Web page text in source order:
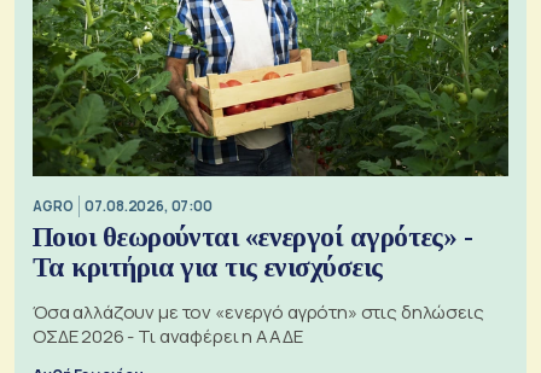
AGRO 07.08.2026, 07:00
Ποιοι θεωρούνται «ενεργοί αγρότες» -
Τα κριτήρια για τις ενισχύσεις
Όσα αλλάζουν με τον «ενεργό αγρότη» στις δηλώσεις
ΟΣΔΕ 2026 - Τι αναφέρει η ΑΑΔΕ